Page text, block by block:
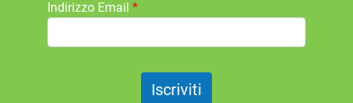
Indirizzo Email *